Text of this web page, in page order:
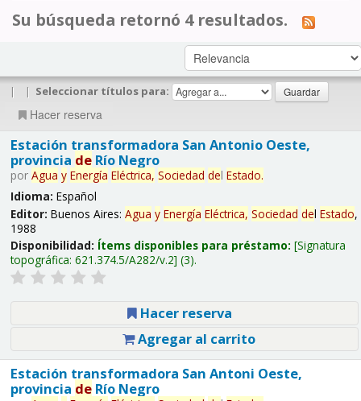
Su búsqueda retornó 4 resultados.
| | Seleccionar títulos para:
Hacer reserva
Estación transformadora San Antonio Oeste,
provincia deRío Negro
por Agua y Energía Eléctrica, Sociedad del Estado.
Idioma: Español
Editor: Buenos Aires: Agua y Energía Eléctrica, Sociedad del Estado,
1988
Disponibilidad: Ítems disponibles para préstamo: Signatura
topográfica: 621.374.5/A282/v.2 (3).
Hacer reserva
Agregar al carrito
Estación transformadora San Antoni Oeste,
provincia deRío Negro